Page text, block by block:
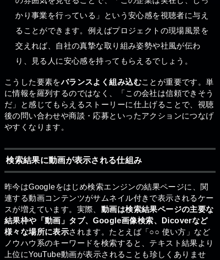
かり事業を行っている」という安心感を視聴者に与え
ることができます。例えばプロジェクトの現場風景を
交えれば、自社の真摯な取り組み姿勢や社風が伝わ
り、見る人に安心感を持ってもらえるでしょう。
こうした要素をバランスよく組み込むことが重要です。単
に情報を羅列するのではなく、「この会社は信頼できそう
だ」と感じてもらえるストーリーに仕上げることで、視聴
後の問い合わせや商談・応募といったアクションにつなげ
やすくなります。
検索結果に動画が表示される仕組み
昨今はGoogleをはじめ検索エンジンの結果ページに、関
連する動画コンテンツがサムネイル付きで表示されるケー
スが増えています。実際、 動画は検索結果ページの主要な
結果枠や「動画」タブ、Google画像検索、Dicoverなど
様々な場所に表示されます。たとえば「○○ 使い方」など
ノウハウ系のキーワードを検索すると、テキスト結果より
上位にYouTube動画が表示されることも珍しくありませ